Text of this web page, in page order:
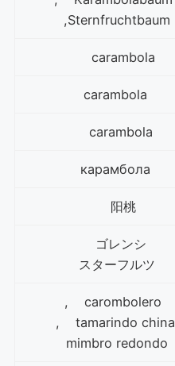
Sternfruchtbaum,
阳桃
スターフルツ
tamarindo china ,
mimbro redondo